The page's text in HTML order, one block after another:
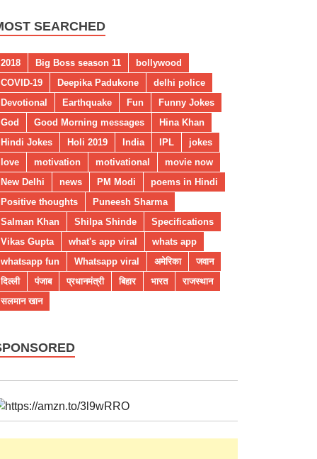
SEARCHED
2018 Big Boss season 11
bollywood
COVID-19
Deepika Padukone
delhi police
Devotional
Earthquake Fun
Funny Jokes
God
Good Morning messages
Hina Khan
Hindi Jokes
Holi 2019 India IPL
jokes
love
motivation motivational
movie now
New Delhi
news PM Modi
poems in Hindi
Positive thoughts
Puneesh Sharma
Salman Khan
Shilpa Shinde
Specifications
Vikas Gupta
what's app viral
whats app
whatsapp fun
Whatsapp viral अमेरिका
जवान
दिल्ली
पंजाब प्रधानमंत्री बिहार भारत
राजस्थान
सलमान खान